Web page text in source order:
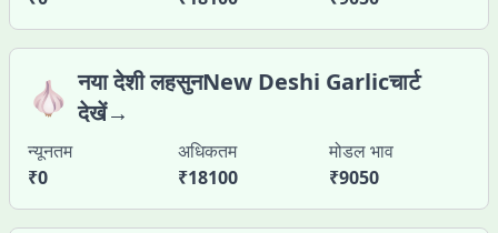
🧄 नया देशी लहसुनNew Deshi Garlicचार्ट
देखें→
न्यूनतम
₹0
अधिकतम
₹18100
मोडल भाव
₹9050